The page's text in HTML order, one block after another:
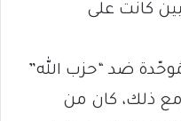
كانت على
ضد “حزب الله”
ذلك، كان من